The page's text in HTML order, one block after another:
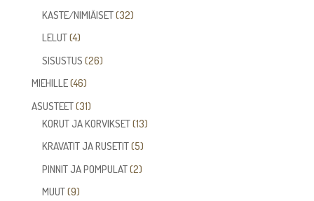
tuotetta
KASTE/NIMIÄISET 3232
LELUT 44
tuotetta
SISUSTUS 2626
MIEHILLE 4646
tuotetta
ASUSTEET 3131
tuotetta
KORUT JA KORVIKSET 1313
KRAVATIT JA RUSETIT 55
tuotetta
PINNIT JA POMPULAT 22
MUUT 99